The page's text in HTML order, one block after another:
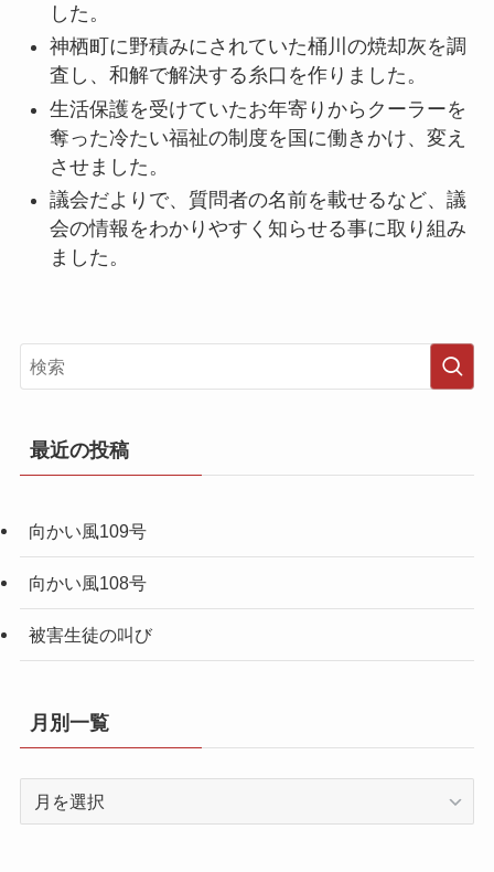
した。
神栖町に野積みにされていた桶川の焼却灰を調
査し、和解で解決する糸口を作りました。
生活保護を受けていたお年寄りからクーラーを
奪った冷たい福祉の制度を国に働きかけ、変え
させました。
議会だよりで、質問者の名前を載せるなど、議
会の情報をわかりやすく知らせる事に取り組み
ました。
最近の投稿
向かい風109号
向かい風108号
被害生徒の叫び
月別一覧